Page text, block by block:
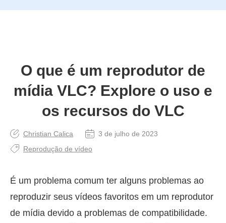
O que é um reprodutor de
mídia VLC? Explore o uso e
os recursos do VLC
Christian Calica
3 de julho de 2023
Reprodução de vídeo
É um problema comum ter alguns problemas ao
reproduzir seus vídeos favoritos em um reprodutor
de mídia devido a problemas de compatibilidade.